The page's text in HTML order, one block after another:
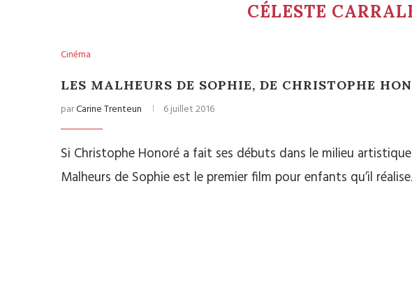
CÉLESTE
Cinéma
LES MALHEURS DE SOPHIE, DE CHRISTOPHE
parCarine Trenteun 6 juillet 2016
Si Christophe Honoré a fait ses débuts dans le milieu
Malheurs de Sophie est le premier film pour enfants qu’il